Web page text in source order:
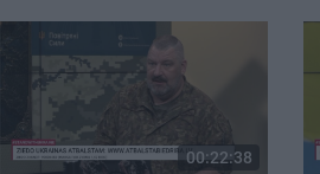
00:22:38